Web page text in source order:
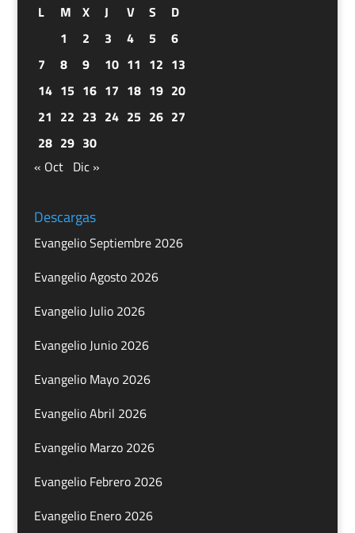
L M X J V S
D
1
2 3 4 5
6
7
8 9 10 11 12 13
14 15 16 17 18 19 20
21 22 23 24 25 26 27
28 29 30
« Oct Dic »
Descargas
Evangelio Septiembre 2026
Evangelio Agosto 2026
Evangelio Julio 2026
Evangelio Junio 2026
Evangelio Mayo 2026
Evangelio Abril 2026
Evangelio Marzo 2026
Evangelio Febrero 2026
Evangelio Enero 2026